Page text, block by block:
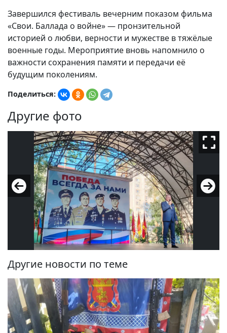
Завершился фестиваль вечерним показом фильма
«Свои. Баллада о войне» — пронзительной
историей о любви, верности и мужестве в тяжёлые
военные годы. Мероприятие вновь напомнило о
важности сохранения памяти и передачи её
будущим поколениям.
Поделиться:
Другие фото
Другие новости по теме